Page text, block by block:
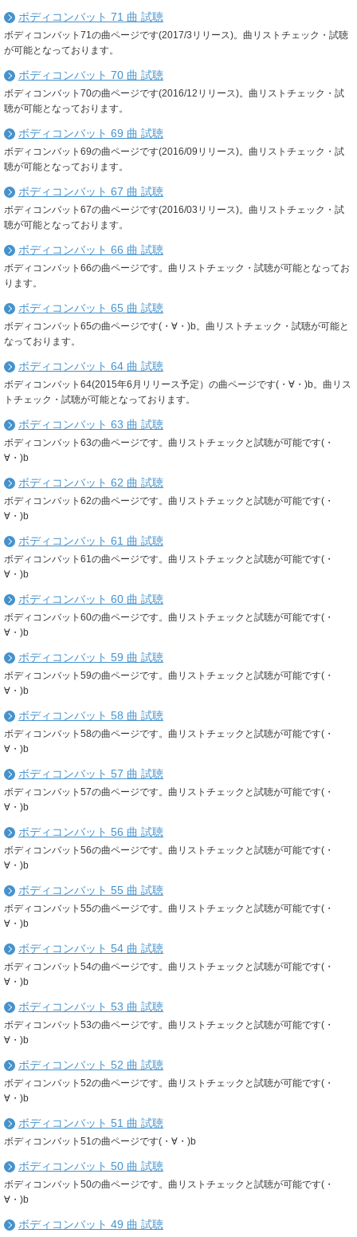
ボディコンバット 71 曲 試聴
ボディコンバット71の曲ページです(2017/3リリース)。曲リストチェック・試聴
が可能となっております。
ボディコンバット 70 曲 試聴
ボディコンバット70の曲ページです(2016/12リリース)。曲リストチェック・試
聴が可能となっております。
ボディコンバット 69 曲 試聴
ボディコンバット69の曲ページです(2016/09リリース)。曲リストチェック・試
聴が可能となっております。
ボディコンバット 67 曲 試聴
ボディコンバット67の曲ページです(2016/03リリース)。曲リストチェック・試
聴が可能となっております。
ボディコンバット 66 曲 試聴
ボディコンバット66の曲ページです。曲リストチェック・試聴が可能となってお
ります。
ボディコンバット 65 曲 試聴
ボディコンバット65の曲ページです(・∀・)b。曲リストチェック・試聴が可能と
なっております。
ボディコンバット 64 曲 試聴
ボディコンバット64(2015年6月リリース予定）の曲ページです(・∀・)b。曲リス
トチェック・試聴が可能となっております。
ボディコンバット 63 曲 試聴
ボディコンバット63の曲ページです。曲リストチェックと試聴が可能です(・
∀・)b
ボディコンバット 62 曲 試聴
ボディコンバット62の曲ページです。曲リストチェックと試聴が可能です(・
∀・)b
ボディコンバット 61 曲 試聴
ボディコンバット61の曲ページです。曲リストチェックと試聴が可能です(・
∀・)b
ボディコンバット 60 曲 試聴
ボディコンバット60の曲ページです。曲リストチェックと試聴が可能です(・
∀・)b
ボディコンバット 59 曲 試聴
ボディコンバット59の曲ページです。曲リストチェックと試聴が可能です(・
∀・)b
ボディコンバット 58 曲 試聴
ボディコンバット58の曲ページです。曲リストチェックと試聴が可能です(・
∀・)b
ボディコンバット 57 曲 試聴
ボディコンバット57の曲ページです。曲リストチェックと試聴が可能です(・
∀・)b
ボディコンバット 56 曲 試聴
ボディコンバット56の曲ページです。曲リストチェックと試聴が可能です(・
∀・)b
ボディコンバット 55 曲 試聴
ボディコンバット55の曲ページです。曲リストチェックと試聴が可能です(・
∀・)b
ボディコンバット 54 曲 試聴
ボディコンバット54の曲ページです。曲リストチェックと試聴が可能です(・
∀・)b
ボディコンバット 53 曲 試聴
ボディコンバット53の曲ページです。曲リストチェックと試聴が可能です(・
∀・)b
ボディコンバット 52 曲 試聴
ボディコンバット52の曲ページです。曲リストチェックと試聴が可能です(・
∀・)b
ボディコンバット 51 曲 試聴
ボディコンバット51の曲ページです(・∀・)b
ボディコンバット 50 曲 試聴
ボディコンバット50の曲ページです。曲リストチェックと試聴が可能です(・
∀・)b
ボディコンバット 49 曲 試聴